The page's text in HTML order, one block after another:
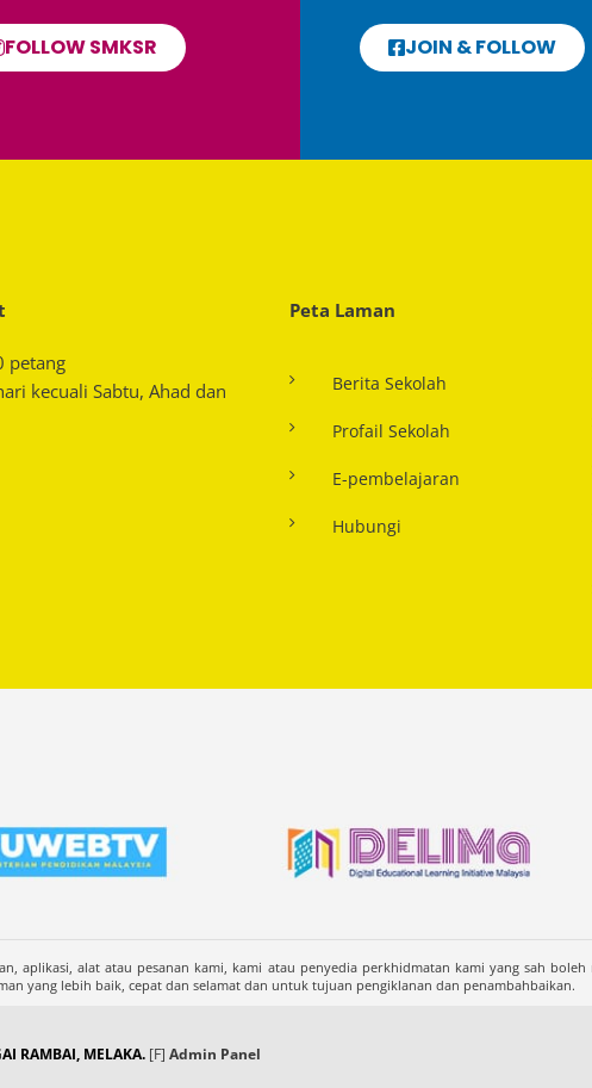
FOLLOW SMKSR JOIN & FOLLOW
petang
kecuali Sabtu, Ahad dan
Peta Laman
Berita Sekolah
Profail Sekolah
E-pembelajaran
Hubungi
aplikasi, alat atau pesanan kami, kami atau penyedia perkhidmatan kami yang sah boleh
yang lebih baik, cepat dan selamat dan untuk tujuan pengiklanan dan penambahbaikan.
RAMBAI, MELAKA. [F] Admin Panel